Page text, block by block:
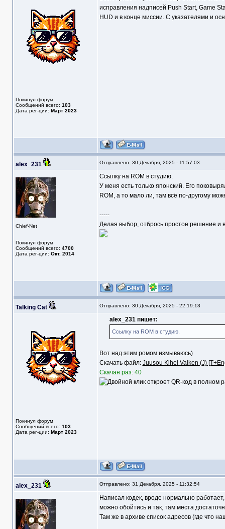
Покинул форум
Сообщений всего: 103
Дата рег-ции: Март 2023
исправления надписей Push Start, Game
HUD и в конце миссии. С указателями и
alex_231 Отправлено: 30 Декабря, 2025 - 11:57:03
Chief-Net
Покинул форум
Сообщений всего: 4700
Дата рег-ции: Окт. 2014
Ссылку на ROM в студию.
У меня есть только японский. Его
ROM, а то мало ли, там всё по-другому
-----
Делая выбор, отбрось простое решение и
Talking Cat Отправлено: 30 Декабря, 2025 - 22:19:13
Покинул форум
Сообщений всего: 103
Дата рег-ции: Март 2023
alex_231 пишет:
Ссылку на ROM в студию.
Вот над этим ромом измываюсь)
Скачать файл: Juusou Kihei Valken (J)
Скачан раз: 40
alex_231 Отправлено: 31 Декабря, 2025 - 11:32:54
Написал кодек, вроде нормально
можно обойтись и так, там места
Там же в архиве список адресов (где что